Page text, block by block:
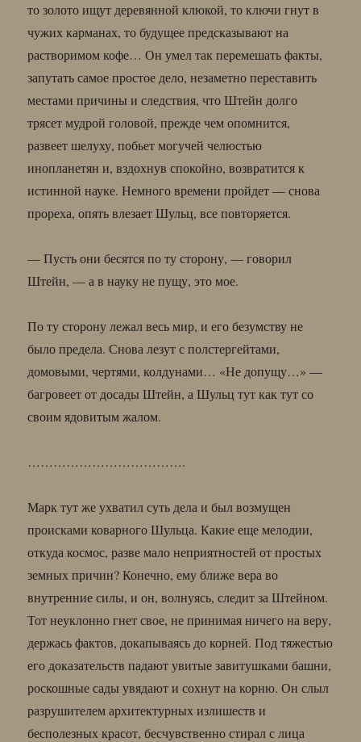
то золото ищут деревянной клюкой, то ключи гнут в
чужих карманах, то будущее предсказывают на
растворимом кофе… Он умел так перемешать факты,
запутать самое простое дело, незаметно переставить
местами причины и следствия, что Штейн долго
трясет мудрой головой, прежде чем опомнится,
развеет шелуху, побьет могучей челюстью
инопланетян и, вздохнув спокойно, возвратится к
истинной науке. Немного времени пройдет — снова
прореха, опять влезает Шульц, все повторяется.
— Пусть они бесятся по ту сторону, — говорил
Штейн, — а в науку не пущу, это мое.
По ту сторону лежал весь мир, и его безумству не
было предела. Снова лезут с полстергейтами,
домовыми, чертями, колдунами… «Не допущу…» —
багровеет от досады Штейн, а Шульц тут как тут со
своим ядовитым жалом.
……………………………….
Марк тут же ухватил суть дела и был возмущен
происками коварного Шульца. Какие еще мелодии,
откуда космос, разве мало неприятностей от простых
земных причин? Конечно, ему ближе вера во
внутренние силы, и он, волнуясь, следит за Штейном.
Тот неуклонно гнет свое, не принимая ничего на веру,
держась фактов, докапываясь до корней. Под тяжестью
его доказательств падают увитые завитушками башни,
роскошные сады увядают и сохнут на корню. Он слыл
разрушителем архитектурных излишеств и
бесполезных красот, бесчувственно стирал с лица